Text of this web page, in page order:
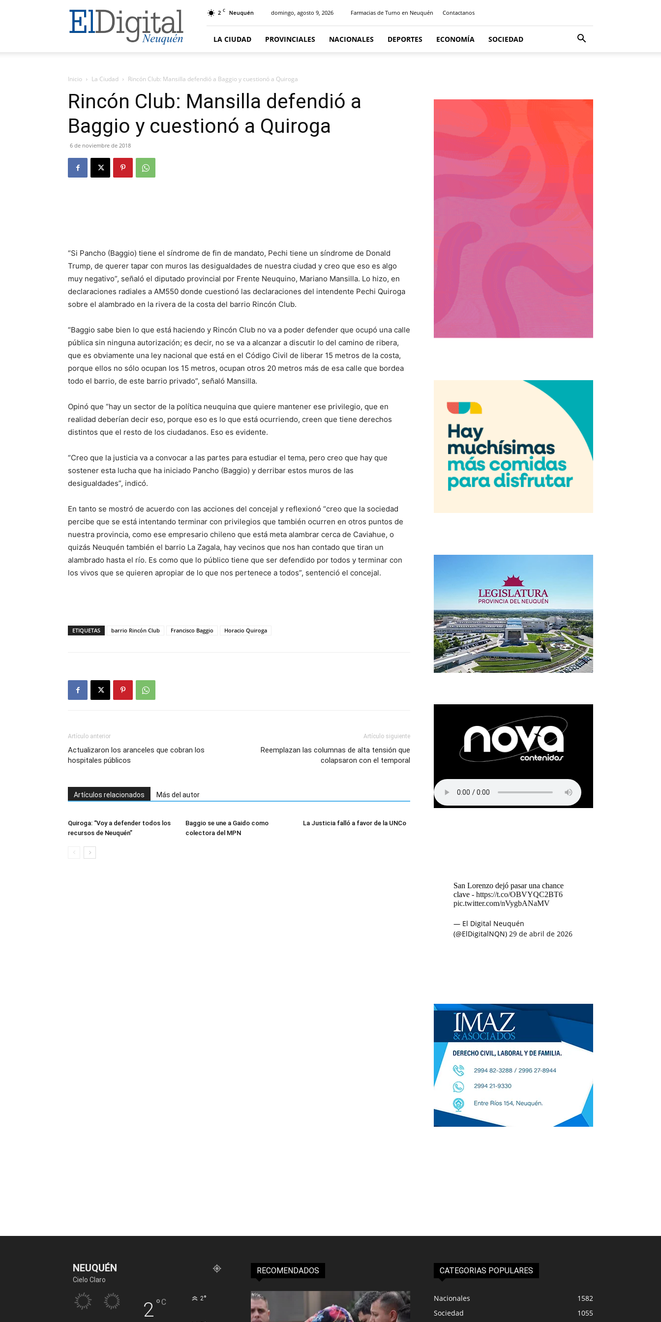
El
Digital
Neuquen
2 C Neuquén domingo, agosto 9, 2026 Farmacias de Turno en Neuquén Contactanos
LA CIUDAD PROVINCIALES NACIONALES DEPORTES ECONOMÍA SOCIEDAD
Inicio La Ciudad Rincón Club: Mansilla defendió a Baggio y cuestionó a Quiroga
Rincón Club: Mansilla defendió a
Baggio y cuestionó a Quiroga
6 de noviembre de 2018
“Si Pancho (Baggio) tiene el síndrome de fin de mandato, Pechi tiene un síndrome de Donald
Trump, de querer tapar con muros las desigualdades de nuestra ciudad y creo que eso es algo
muy negativo”, señaló el diputado provincial por Frente Neuquino, Mariano Mansilla. Lo hizo, en
declaraciones radiales a AM550 donde cuestionó las declaraciones del intendente Pechi Quiroga
sobre el alambrado en la rivera de la costa del barrio Rincón Club.
“Baggio sabe bien lo que está haciendo y Rincón Club no va a poder defender que ocupó una calle
pública sin ninguna autorización; es decir, no se va a alcanzar a discutir lo del camino de ribera,
que es obviamente una ley nacional que está en el Código Civil de liberar 15 metros de la costa,
porque ellos no sólo ocupan los 15 metros, ocupan otros 20 metros más de esa calle que bordea
todo el barrio, de este barrio privado”, señaló Mansilla.
Opinó que “hay un sector de la política neuquina que quiere mantener ese privilegio, que en
realidad deberían decir eso, porque eso es lo que está ocurriendo, creen que tiene derechos
distintos que el resto de los ciudadanos. Eso es evidente.
“Creo que la justicia va a convocar a las partes para estudiar el tema, pero creo que hay que
sostener esta lucha que ha iniciado Pancho (Baggio) y derribar estos muros de las
desigualdades”, indicó.
En tanto se mostró de acuerdo con las acciones del concejal y reflexionó “creo que la sociedad
percibe que se está intentando terminar con privilegios que también ocurren en otros puntos de
nuestra provincia, como ese empresario chileno que está meta alambrar cerca de Caviahue, o
quizás Neuquén también el barrio La Zagala, hay vecinos que nos han contado que tiran un
alambrado hasta el río. Es como que lo público tiene que ser defendido por todos y terminar con
los vivos que se quieren apropiar de lo que nos pertenece a todos”, sentenció el concejal.
ETIQUETAS barrio Rincón Club Francisco Baggio Horacio Quiroga
Artículo anterior
Actualizaron los aranceles que cobran los
hospitales públicos
Artículo siguiente
Reemplazan las columnas de alta tensión que
colapsaron con el temporal
Artículos relacionados Más del autor
Quiroga: “Voy a defender todos los
recursos de Neuquén”
Baggio se une a Gaido como
colectora del MPN
La Justicia falló a favor de la UNCo
San Lorenzo dejó pasar una chance
clave - https://t.co/OBVYQC2BT6
pic.twitter.com/nVygbANaMV
— El Digital Neuquén
(@ElDigitalNQN) 29 de abril de 2026
NEUQUÉN
Cielo Claro
2°C 2°
RECOMENDADOS CATEGORIAS POPULARES
Nacionales
1582
Sociedad
1055